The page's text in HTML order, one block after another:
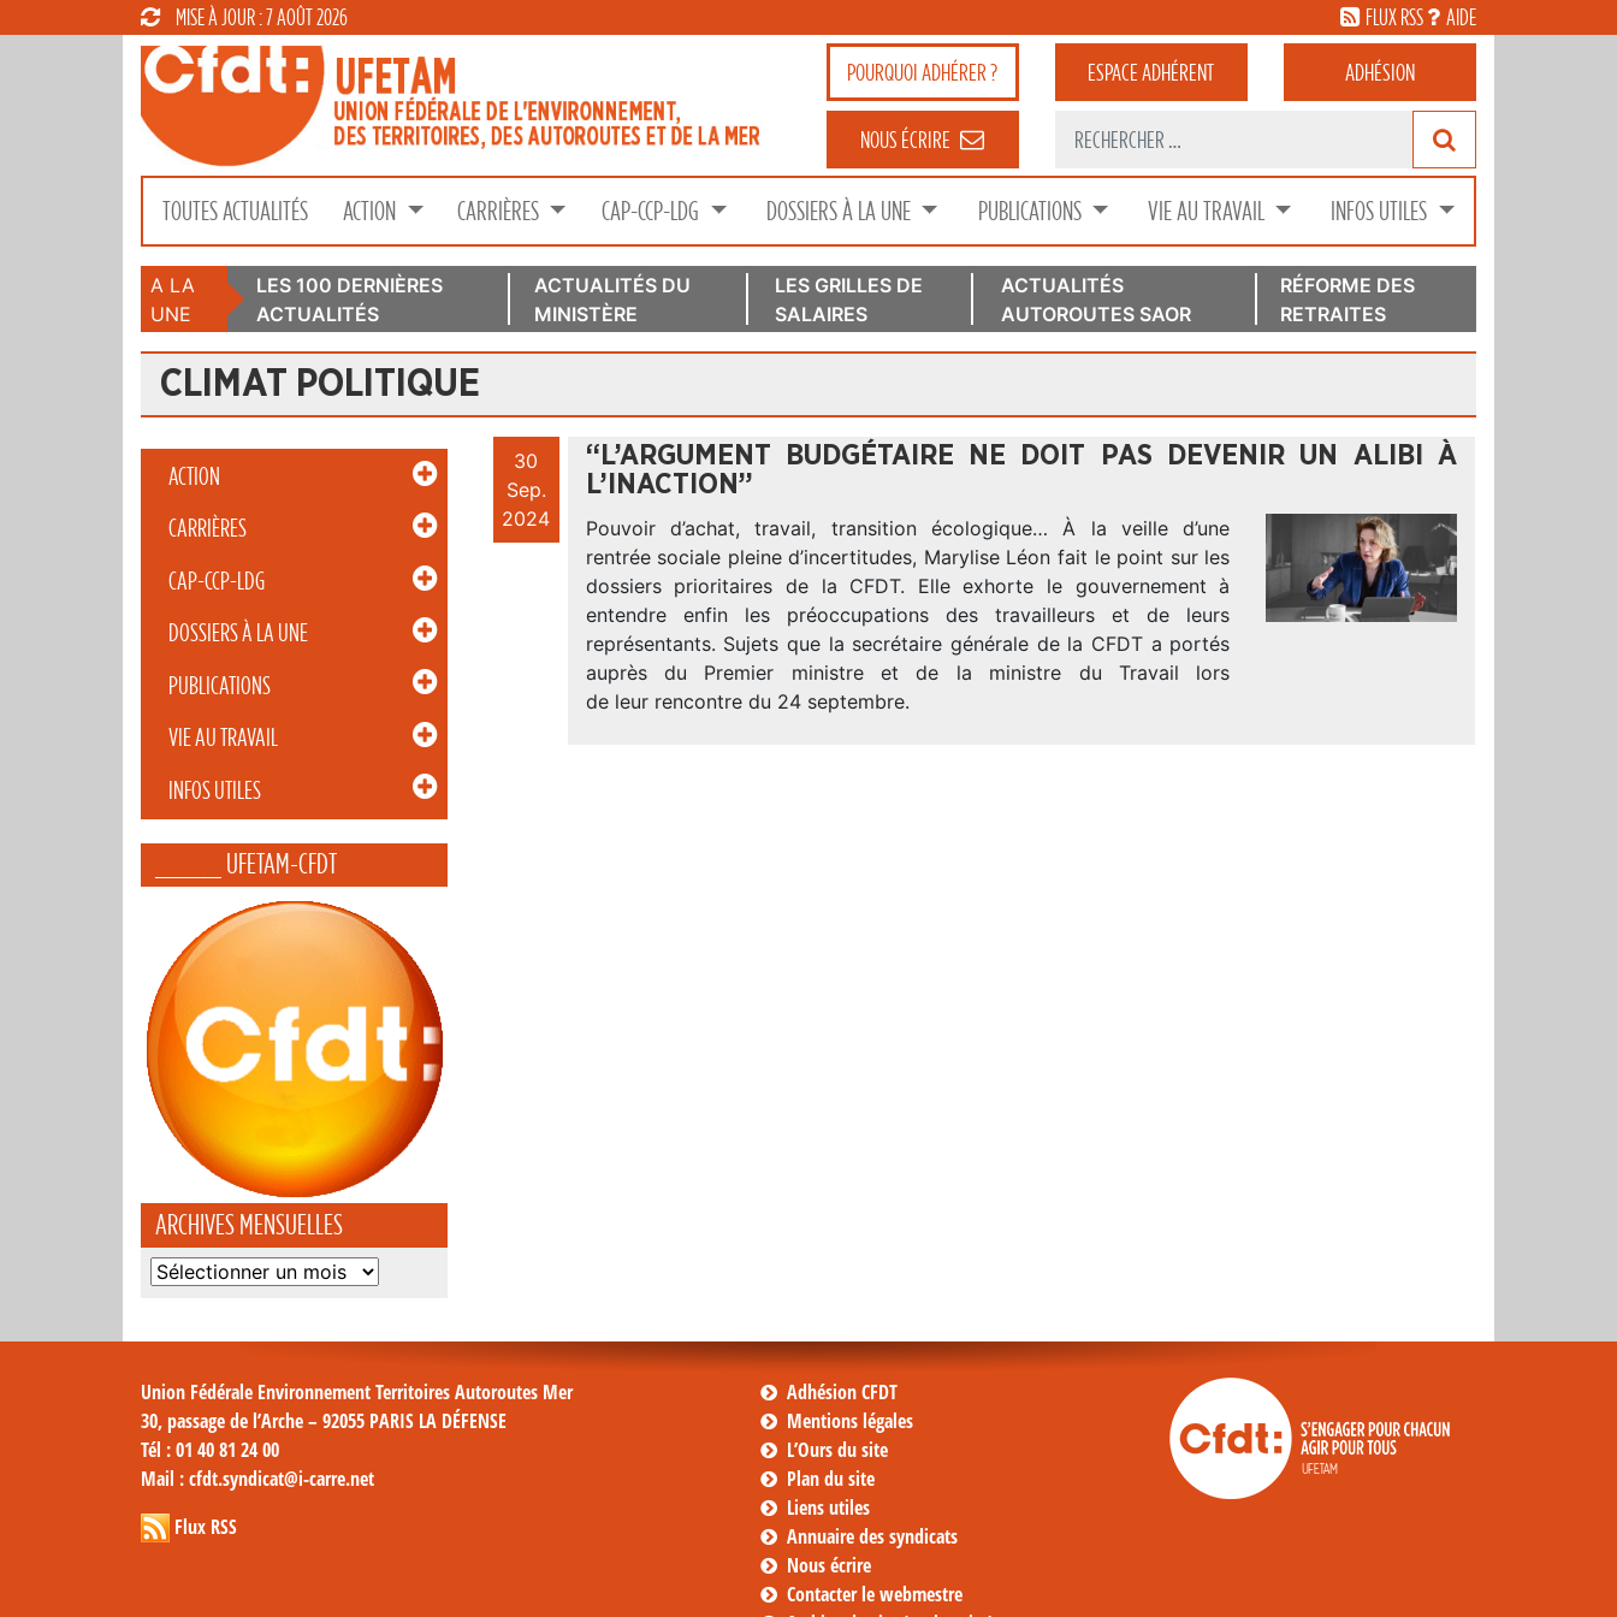
MISE À JOUR : 7 AOÛT 2026 FLUX RSS AIDE
POURQUOIADHÉRER ? ESPACEADHÉRENT ADHÉSION
NOUS ÉCRIRE
TOUTES ACTUALITÉS ACTION CARRIÈRES CAP-CCP-LDG DOSSIERS À LA UNE PUBLICATIONS VIE AU TRAVAIL INFOS UTILES
A LA
UNE
LES 100 DERNIÈRES
ACTUALITÉS
ACTUALITÉS DU
MINISTÈRE
LES GRILLES DE
SALAIRES
ACTUALITÉS
AUTOROUTES SAOR
RÉFORME DES
RETRAITES
CLIMAT POLITIQUE
ACTION
CARRIÈRES
CAP-CCP-LDG
DOSSIERS À LA UNE
PUBLICATIONS
VIE AU TRAVAIL
INFOS UTILES
_____ UFETAM-CFDT
ARCHIVES MENSUELLES
Archives
30
Sep.
2024
“L’ARGUMENT BUDGÉTAIRE NE DOIT PAS DEVENIR UN ALIBI À
L’INACTION”
Pouvoir d’achat, travail, transition écologique… À la veille d’une
rentrée sociale pleine d’incertitudes, Marylise Léon fait le point sur les
dossiers prioritaires de la CFDT. Elle exhorte le gouvernement à
entendre enfin les préoccupations des travailleurs et de leurs
représentants. Sujets que la secrétaire générale de la CFDT a portés
auprès du Premier ministre et de la ministre du Travail lors
de leur rencontre du 24 septembre.
Union Fédérale Environnement Territoires Autoroutes Mer
30, passage de l’Arche – 92055 PARIS LA DÉFENSE
Tél : 01 40 81 24 00
Mail : cfdt.syndicat@i-carre.net
Flux RSS
Adhésion CFDT
Mentions légales
L’Ours du site
Plan du site
Liens utiles
Annuaire des syndicats
Nous écrire
Contacter le webmestre